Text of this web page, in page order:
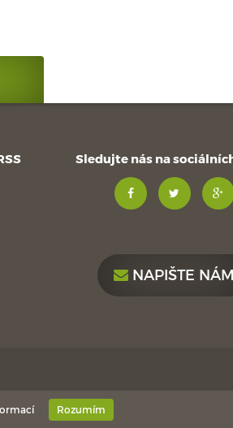
Sledujte nás na
NAPIŠTE NÁM
Rozumím